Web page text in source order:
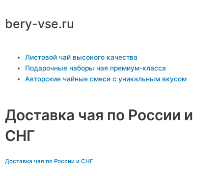
содержимому
bery-vse.ru
Main
Menu
Листовой чай высокого качества
Подарочные наборы чая премиум-класса
Авторские чайные смеси с уникальным вкусом
Доставка чая по России и
СНГ
Доставка чая по России и СНГ